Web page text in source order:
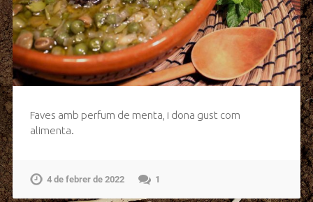
Faves amb perfum de menta, i dona gust com
alimenta.
4 de febrer de 2022 1